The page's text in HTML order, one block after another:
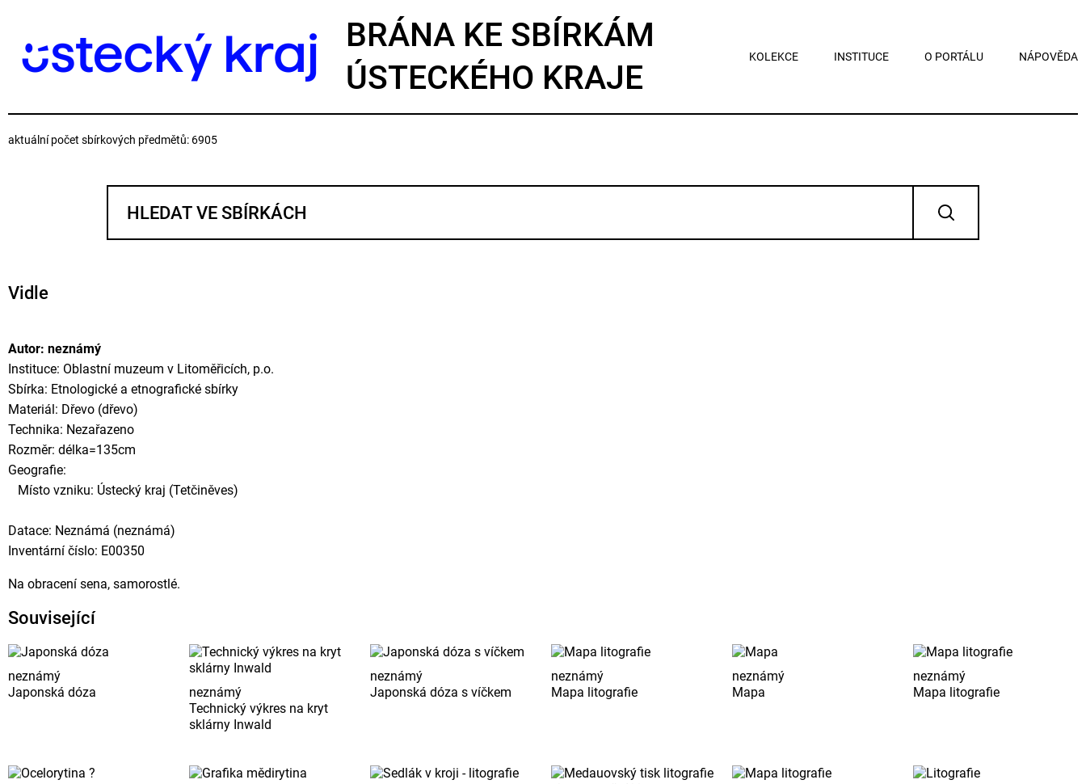
BRÁNA KE SBÍRKÁM
ÚSTECKÉHO KRAJE
KOLEKCE INSTITUCE O PORTÁLU NÁPOVĚDA
aktuální počet sbírkových předmětů: 6905
Vidle
Autor: neznámý
Instituce: Oblastní muzeum v Litoměřicích, p.o.
Sbírka: Etnologické a etnografické sbírky
Materiál: Dřevo (dřevo)
Technika: Nezařazeno
Rozměr: délka=135cm
Geografie:
Místo vzniku: Ústecký kraj (Tetčiněves)
Datace: Neznámá (neznámá)
Inventární číslo: E00350
Na obracení sena, samorostlé.
Související
neznámý
Japonská dóza
neznámý
Technický výkres na kryt
sklárny Inwald
neznámý
Japonská dóza s víčkem
neznámý
Mapa litografie
neznámý
Mapa
neznámý
Mapa litografie